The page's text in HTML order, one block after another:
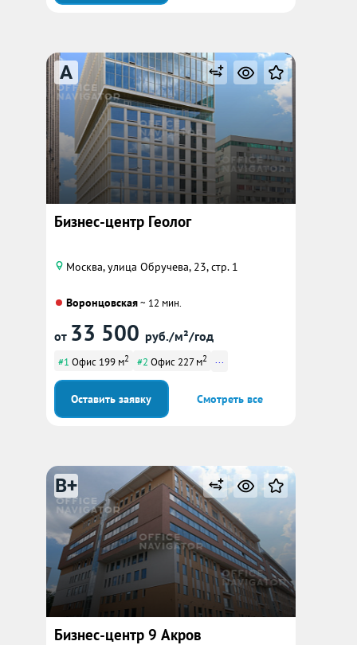
A
Бизнес-центр Геолог
Москва, улица Обручева, 23, стр. 1
Воронцовская~ 12 мин.
от 33 500 руб./м²/год
#1 Офис 199 м2 #2 Офис 227 м2 ...
Оставить заявку Смотреть все
B+
Бизнес-центр 9 Акров